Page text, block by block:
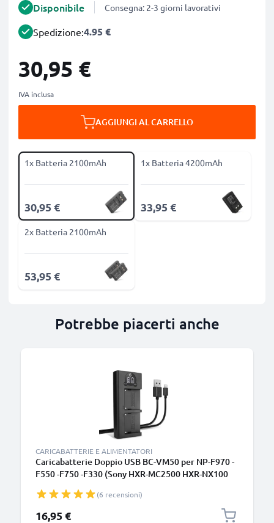
Disponibile Consegna: 2-3 giorni lavorativi
Spedizione:4.95 €
30,95 €
IVA inclusa
AGGIUNGI AL CARRELLO
1x Batteria 2100mAh
30,95 €
1x Batteria 4200mAh
33,95 €
2x Batteria 2100mAh
53,95 €
Potrebbe piacerti anche
CARICABATTERIE E ALIMENTATORI
Caricabatterie Doppio USB BC-VM50 per NP-F970 -
F550 -F750 -F330 (Sony HXR-MC2500 HXR-NX100
Z1 NEX-FS700R) Caricatore duale
(6 recensioni)
16,95 €